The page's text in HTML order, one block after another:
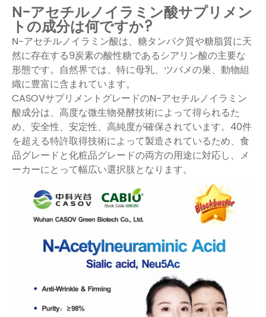
N-アセチルノイラミン酸サプリメン
トの成分は何ですか?
N-アセチルノイラミン酸は、糖タンパク質や糖脂質に天
然に存在する9炭素の酸性糖であるシアリン酸の主要な
形態です。自然界では、特に母乳、ツバメの巣、動物組
織に豊富に含まれています。
CASOVサプリメントグレードのN-アセチルノイラミン
酸成分は、高度な微生物発酵技術によって得られるた
め、安全性、安定性、高純度が確保されています。40件
を超える特許取得技術によって製造されているため、食
品グレードと化粧品グレードの両方の用途に対応し、メ
ーカーにとって幅広い選択肢となります。